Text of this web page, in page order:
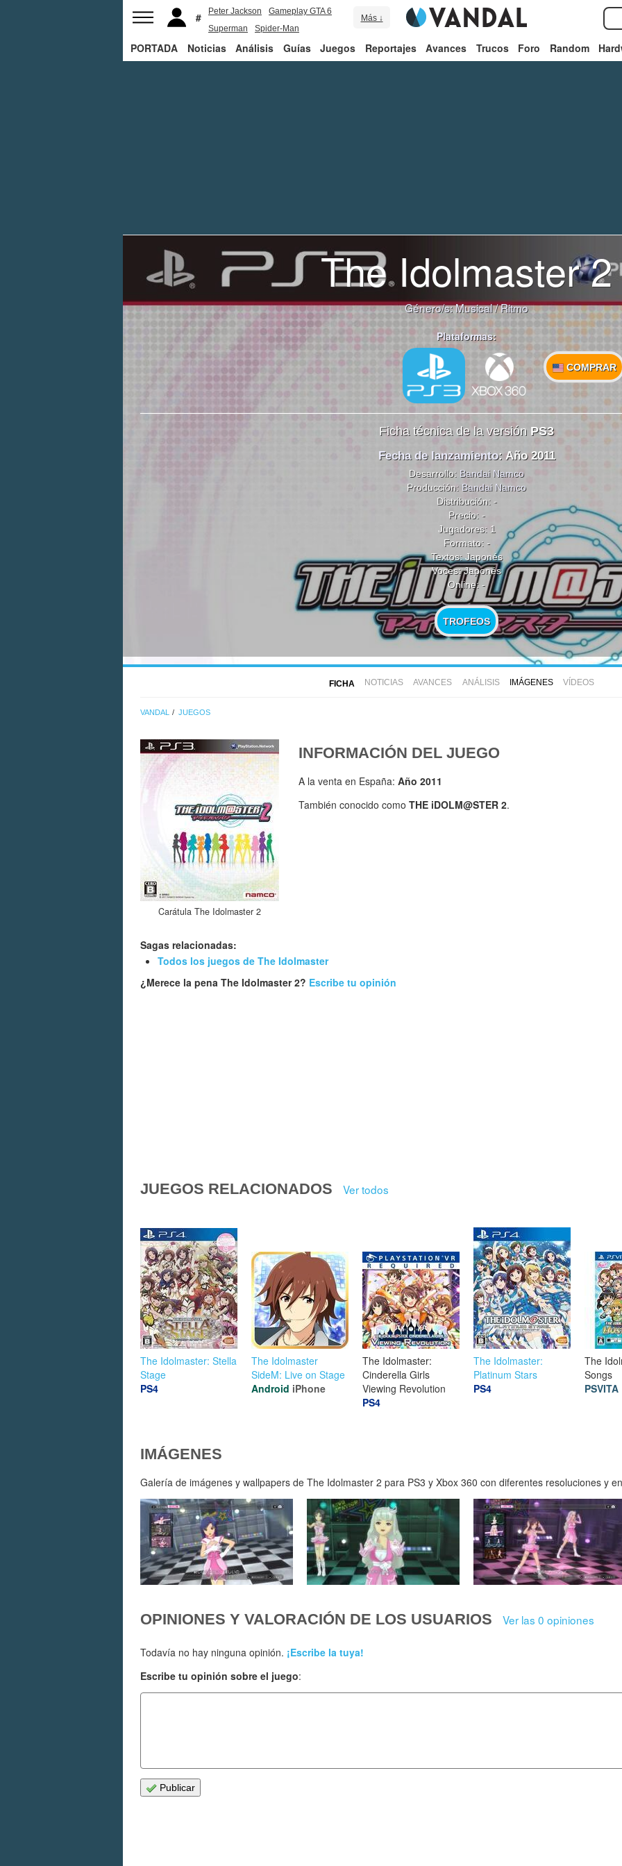
Peter Jackson
Gameplay GTA 6
Superman
Spider-Man
Más ↓
PORTADA Noticias Análisis Guías Juegos Reportajes Avances Trucos Foro Random
The Idolmaster 2
Género/s:Musical/Ritmo
Plataformas:
COMPRAR
Ficha técnica de la versión PS3
Fecha de lanzamiento: Año 2011
Desarrollo: Bandai Namco
Producción: Bandai Namco
Distribución: -
Precio: -
Jugadores: 1
Formato: -
Textos: Japonés
Voces: Japonés
Online: -
TROFEOS
FICHA NOTICIAS AVANCES ANÁLISIS IMÁGENES VÍDEOS
VANDAL JUEGOS
Carátula The Idolmaster 2
INFORMACIÓN DEL JUEGO
A la venta en España: Año 2011
También conocido como THE iDOLM@STER 2.
Sagas relacionadas:
Todos los juegos de The Idolmaster
¿Merece la pena The Idolmaster 2? Escribe tu opinión
JUEGOS RELACIONADOS Ver todos
The Idolmaster: Stella
Stage
PS4
The Idolmaster
SideM: Live on Stage
Android iPhone
The Idolmaster:
Cinderella Girls
Viewing Revolution
PS4
The Idolmaster:
Platinum Stars
PS4
The
Songs
PSVITA
IMÁGENES
Galería de imágenes y wallpapers de The Idolmaster 2 para PS3 y Xbox 360 con diferentes resoluciones y
OPINIONES Y VALORACIÓN DE LOS USUARIOS Ver las 0 opiniones
Todavía no hay ninguna opinión. ¡Escribe la tuya!
Escribe tu opinión sobre el juego:
Publicar